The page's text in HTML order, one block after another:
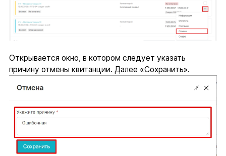
Открывается окно, в котором следует указать
причину отмены квитанции. Далее «Сохранить».